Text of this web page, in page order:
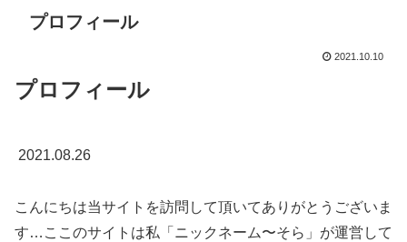
プロフィール
2021.10.10
プロフィール
2021.08.26
こんにちは当サイトを訪問して頂いてありがとうございま
す…ここのサイトは私「ニックネーム〜そら」が運営して